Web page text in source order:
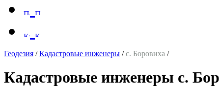
Геодезия /Кадастровые инженеры /с. Боровиха /
Кадастровые инженеры с.